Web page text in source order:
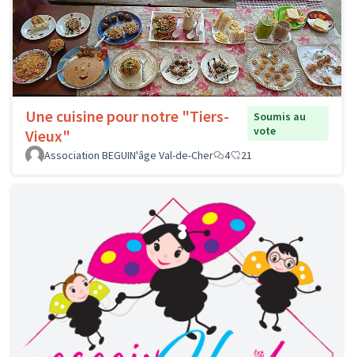
Une cuisine pour notre "Tiers-
Vieux"
Soumis au
vote
Association BEGUIN'âge Val-de-Cher
4 21